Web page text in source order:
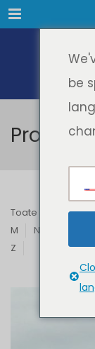
Meniul
Toate B
M
N
Z
be